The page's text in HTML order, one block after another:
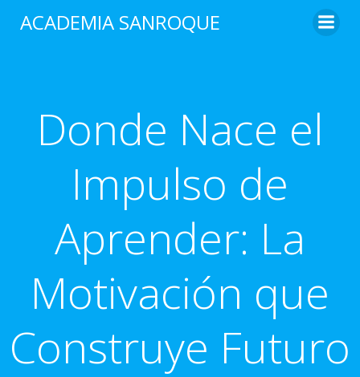
al
ACADEMIA SANROQUE
Donde Nace el
Impulso de
Aprender: La
Motivación que
Construye Futuro